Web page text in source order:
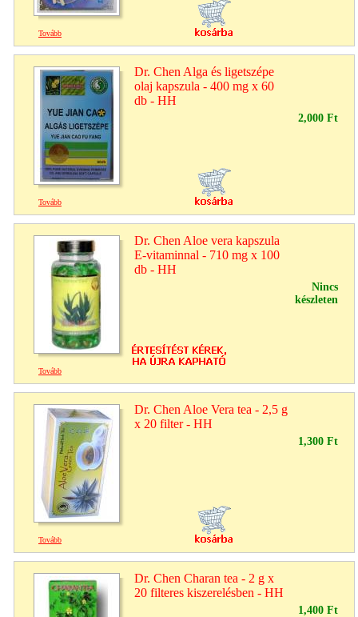
Tovább
Dr. Chen Alga és ligetszépe
olaj kapszula - 400 mg x 60
db - HH
2,000 Ft
Tovább
Dr. Chen Aloe vera kapszula
E-vitaminnal - 710 mg x 100
db - HH
Nincs
készleten
Tovább
Dr. Chen Aloe Vera tea - 2,5 g
x 20 filter - HH
1,300 Ft
Tovább
Dr. Chen Charan tea - 2 g x
20 filteres kiszerelésben - HH
1,400 Ft